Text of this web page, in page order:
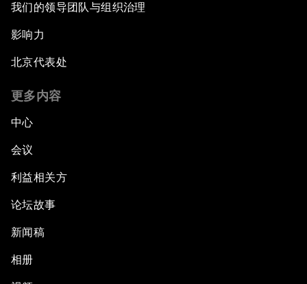
我们的领导团队与组织治理
影响力
北京代表处
更多内容
中心
会议
利益相关方
论坛故事
新闻稿
相册